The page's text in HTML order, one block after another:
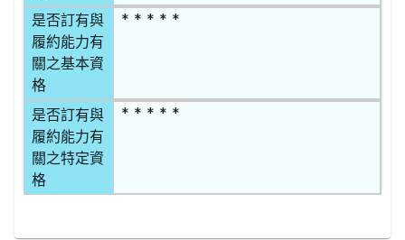
是否訂有與
履約能力有
關之基本資
格
* * * * *
是否訂有與
履約能力有
關之特定資
格
* * * * *